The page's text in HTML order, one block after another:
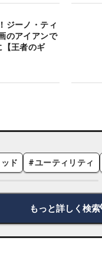
ジーノ・ティ
のアイアンで
【王者のギ
ド #ユーティリティ
もっと詳しく検索